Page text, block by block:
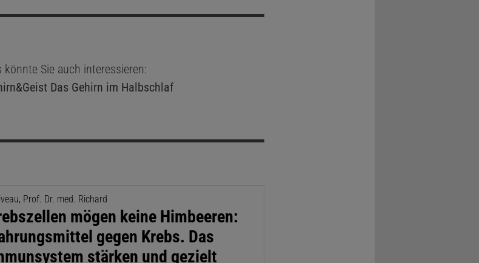
könnte Sie auch interessieren:
Das Gehirn im Halbschlaf
Prof. Dr. med. Richard
mögen keine Himbeeren:
gegen Krebs. Das
stärken und gezielt